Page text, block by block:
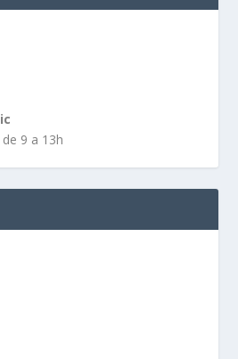
9 a 13h